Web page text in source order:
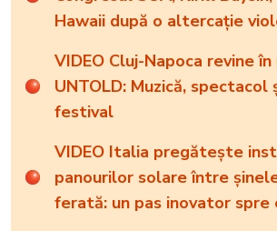
Hawaii după o altercație
VIDEO Cluj-Napoca revine
UNTOLD: Muzică, spectacol
festival
VIDEO Italia pregătește
panourilor solare între
ferată: un pas inovator spre